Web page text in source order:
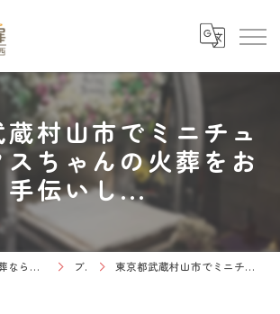
村山市でミニチュ
ちゃんの火葬をお
手伝いし...
東京でペット火葬なら天国への扉 ペットメモリアル東京西 ブログ 東京都武蔵村山市でミニチュアダックスちゃんの火葬をお手伝いし...